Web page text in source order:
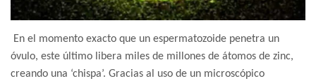
En el momento exacto que un espermatozoide penetra un
óvulo, este último libera miles de millones de átomos de zinc,
creando una ‘chispa’. Gracias al uso de un microscópico